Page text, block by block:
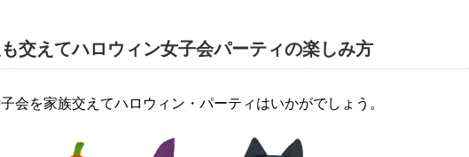
交えてハロウィン女子会パーティの楽しみ方
会を家族交えてハロウィン・パーティはいかがでしょう。